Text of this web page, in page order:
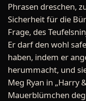
Phrasen dreschen,
Sicherheit für die
Frage, des
Er darf den wohl
haben, indem er
herummacht, und
Meg Ryan in „Harry
Mauerblümchen